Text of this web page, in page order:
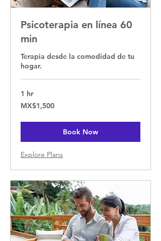
Psicoterapia en línea 60
min
Terapia desde la comodidad de tu
hogar.
1 hr
1,500
Mexican
MX$1,500
Book Now
Explore Plans